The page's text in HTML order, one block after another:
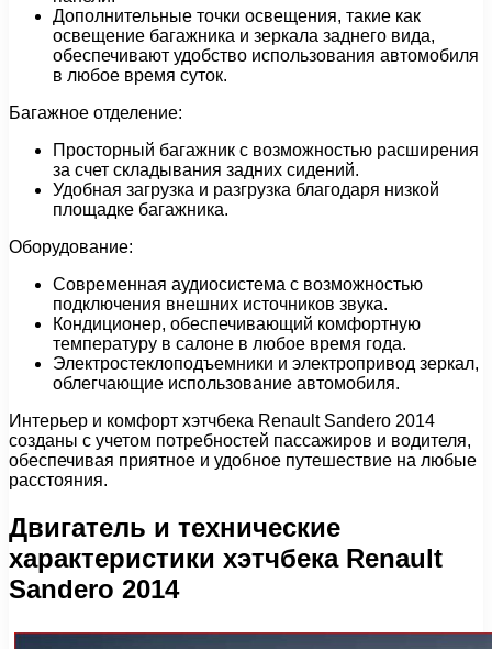
Дополнительные точки освещения, такие как
освещение багажника и зеркала заднего вида,
обеспечивают удобство использования автомобиля
в любое время суток.
Багажное отделение:
Просторный багажник с возможностью расширения
за счет складывания задних сидений.
Удобная загрузка и разгрузка благодаря низкой
площадке багажника.
Оборудование:
Современная аудиосистема с возможностью
подключения внешних источников звука.
Кондиционер, обеспечивающий комфортную
температуру в салоне в любое время года.
Электростеклоподъемники и электропривод зеркал,
облегчающие использование автомобиля.
Интерьер и комфорт хэтчбека Renault Sandero 2014
созданы с учетом потребностей пассажиров и водителя,
обеспечивая приятное и удобное путешествие на любые
расстояния.
Двигатель и технические
характеристики хэтчбека Renault
Sandero 2014